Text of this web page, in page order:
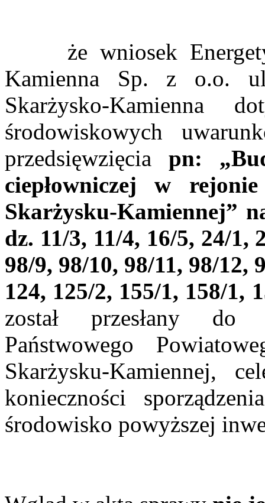
że wniosek
Kamienna Sp. z o.o.
Skarżysko-Kamienna
środowiskowych
przedsięwzięcia pn:
ciepłowniczej w
Skarżysku-Kamiennej”
dz. 11/3, 11/4, 16/5, 24/1,
98/9, 98/10, 98/11, 98/12,
124, 125/2, 155/1, 158/1,
został przesłany do
Państwowego
Skarżysku-Kamiennej,
konieczności
środowisko powyższej